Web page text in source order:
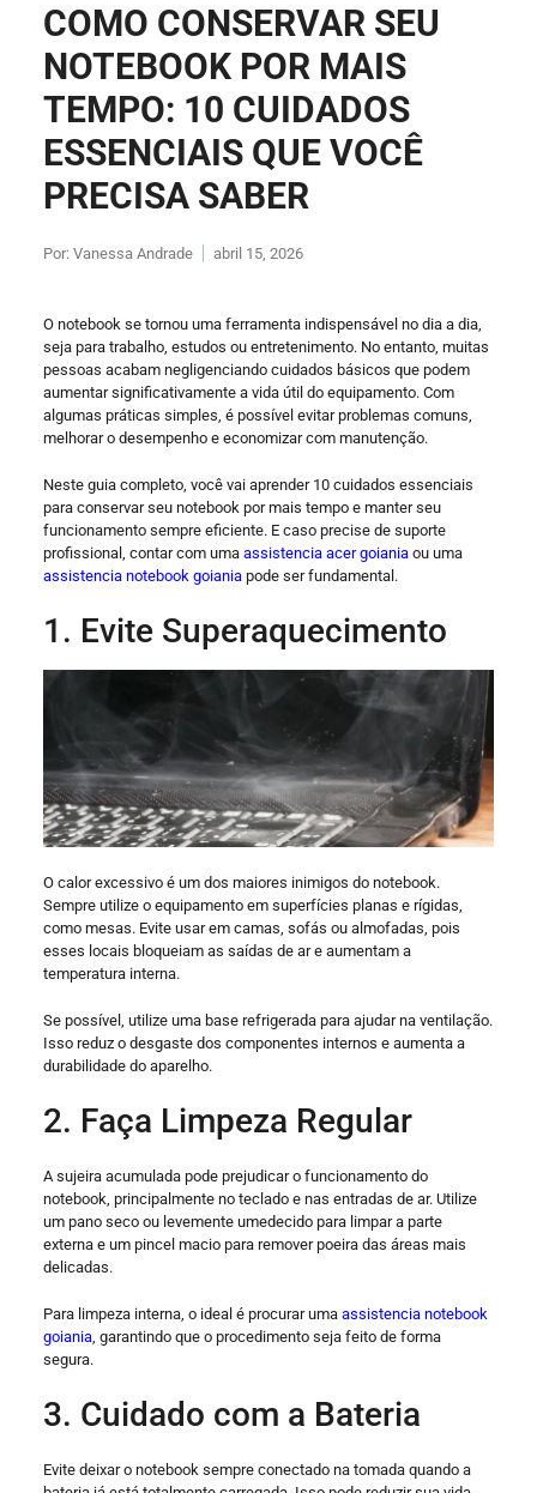
COMO CONSERVAR SEU
NOTEBOOK POR MAIS
TEMPO: 10 CUIDADOS
ESSENCIAIS QUE VOCÊ
PRECISA SABER
Por: Vanessa Andrade abril 15, 2026
O notebook se tornou uma ferramenta indispensável no dia a dia,
seja para trabalho, estudos ou entretenimento. No entanto, muitas
pessoas acabam negligenciando cuidados básicos que podem
aumentar significativamente a vida útil do equipamento. Com
algumas práticas simples, é possível evitar problemas comuns,
melhorar o desempenho e economizar com manutenção.
Neste guia completo, você vai aprender 10 cuidados essenciais
para conservar seu notebook por mais tempo e manter seu
funcionamento sempre eficiente. E caso precise de suporte
profissional, contar com uma assistencia acer goianiaou uma
assistencia notebook goianiapode ser fundamental.
1. Evite Superaquecimento
O calor excessivo é um dos maiores inimigos do notebook.
Sempre utilize o equipamento em superfícies planas e rígidas,
como mesas. Evite usar em camas, sofás ou almofadas, pois
esses locais bloqueiam as saídas de ar e aumentam a
temperatura interna.
Se possível, utilize uma base refrigerada para ajudar na ventilação.
Isso reduz o desgaste dos componentes internos e aumenta a
durabilidade do aparelho.
2. Faça Limpeza Regular
A sujeira acumulada pode prejudicar o funcionamento do
notebook, principalmente no teclado e nas entradas de ar. Utilize
um pano seco ou levemente umedecido para limpar a parte
externa e um pincel macio para remover poeira das áreas mais
delicadas.
Para limpeza interna, o ideal é procurar uma assistencia notebook
goiania, garantindo que o procedimento seja feito de forma
segura.
3. Cuidado com a Bateria
Evite deixar o notebook sempre conectado na tomada quando a